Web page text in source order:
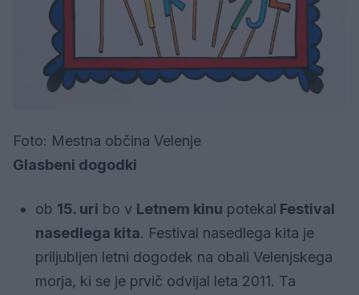
Foto: Mestna občina Velenje
Glasbeni dogodki
ob 15. uri bo v Letnem kinu potekal Festival
nasedlega kita. Festival nasedlega kita je
priljubljen letni dogodek na obali Velenjskega
morja, ki se je prvič odvijal leta 2011. Ta